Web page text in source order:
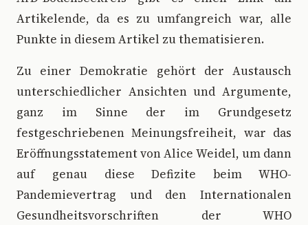
Artikelende, da es zu umfangreich war, alle
Punkte in diesem Artikel zu thematisieren.
Zu einer Demokratie gehört der Austausch
unterschiedlicher Ansichten und Argumente,
ganz im Sinne der im Grundgesetz
festgeschriebenen Meinungsfreiheit, war das
Eröffnungsstatement von Alice Weidel, um dann
auf genau diese Defizite beim WHO-
Pandemievertrag und den Internationalen
Gesundheitsvorschriften der WHO